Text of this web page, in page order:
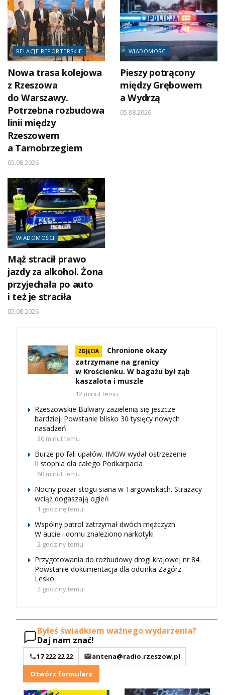
RELACJE REPORTERSKIE
Nowa trasa kolejowa
z Rzeszowa
do Warszawy.
Potrzebna rozbudowa
linii między
Rzeszowem
a Tarnobrzegiem
05.08.2026
WIADOMOŚCI
Pieszy potrącony
między Grębowem
a Wydrzą
05.08.2026
WIADOMOŚCI
Mąż stracił prawo
jazdy za alkohol. Żona
przyjechała po auto
i też je straciła
05.08.2026
ZDJĘCIA
Chronione okazy
zatrzymane na granicy
w Krościenku. W bagażu był ząb
kaszalota i muszle
12 minut temu
Rzeszowskie Bulwary zazielenią się jeszcze
bardziej. Powstanie blisko 30 tysięcy nowych
nasadzeń
30 minut temu
Burze po fali upałów. IMGW wydał ostrzeżenie
II stopnia dla całego Podkarpacia
60 minut temu
Nocny pożar stogu siana w Targowiskach. Strażacy
wciąż dogaszają ogień
1 godzinę temu
Wspólny patrol zatrzymał dwóch mężczyzn.
W aucie i domu znaleziono narkotyki
2 godziny temu
Przygotowania do rozbudowy drogi krajowej nr 84.
Powstanie dokumentacja dla odcinka Zagórz–
Lesko
2 godziny temu
Byłeś świadkiem ważnego wydarzenia?
Daj nam znać!
17 222 22 22
antena@radio.rzeszow.pl
Otwórz formularz